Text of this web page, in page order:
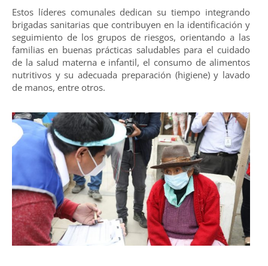
Estos líderes comunales dedican su tiempo integrando
brigadas sanitarias que contribuyen en la identificación y
seguimiento de los grupos de riesgos, orientando a las
familias en buenas prácticas saludables para el cuidado
de la salud materna e infantil, el consumo de alimentos
nutritivos y su adecuada preparación (higiene) y lavado
de manos, entre otros.